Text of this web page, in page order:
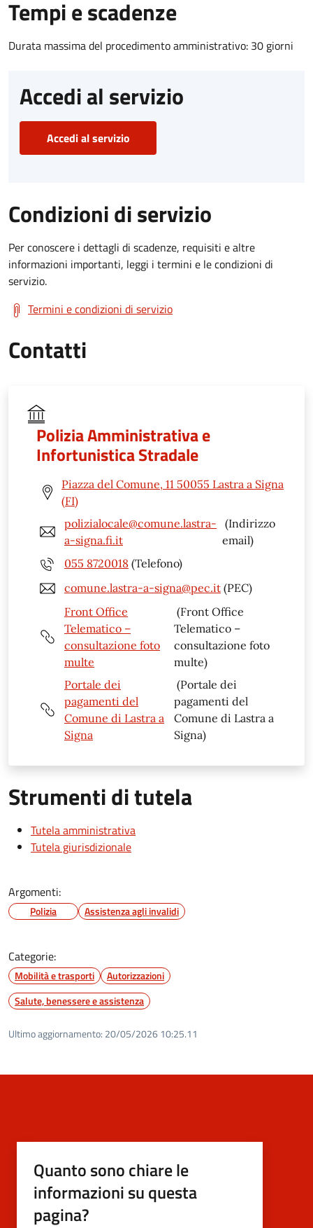
Tempi e scadenze
Durata massima del procedimento amministrativo: 30 giorni
Accedi al servizio
Accedi al servizio
Condizioni di servizio
Per conoscere i dettagli di scadenze, requisiti e altre
informazioni importanti, leggi i termini e le condizioni di
servizio.
Termini e condizioni di servizio
Contatti
Polizia Amministrativa e
Infortunistica Stradale
Piazza del Comune, 11 50055 Lastra a Signa
(FI)
polizialocale@comune.lastra-
a-signa.fi.it
(Indirizzo
email)
055 8720018 (Telefono)
comune.lastra-a-signa@pec.it (PEC)
Front Office
Telematico –
consultazione foto
multe
(Front Office
Telematico –
consultazione foto
multe)
Portale dei
pagamenti del
Comune di Lastra a
Signa
(Portale dei
pagamenti del
Comune di Lastra a
Signa)
Strumenti di tutela
Tutela amministrativa
Tutela giurisdizionale
Argomenti:
Polizia Assistenza agli invalidi
Categorie:
Mobilità e trasporti
Autorizzazioni
Salute, benessere e assistenza
Ultimo aggiornamento: 20/05/2026 10:25.11
Quanto sono chiare le
informazioni su questa
pagina?